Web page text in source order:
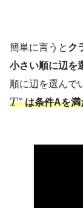
簡単に言うと ク
小さい順に辺を
順に辺を選んで
T ∗ は条件Aを満